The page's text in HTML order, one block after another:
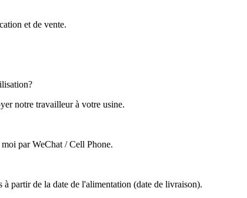
et de vente.
notre travailleur à votre usine.
par WeChat / Cell Phone.
partir de la date de l'alimentation (date de livraison).